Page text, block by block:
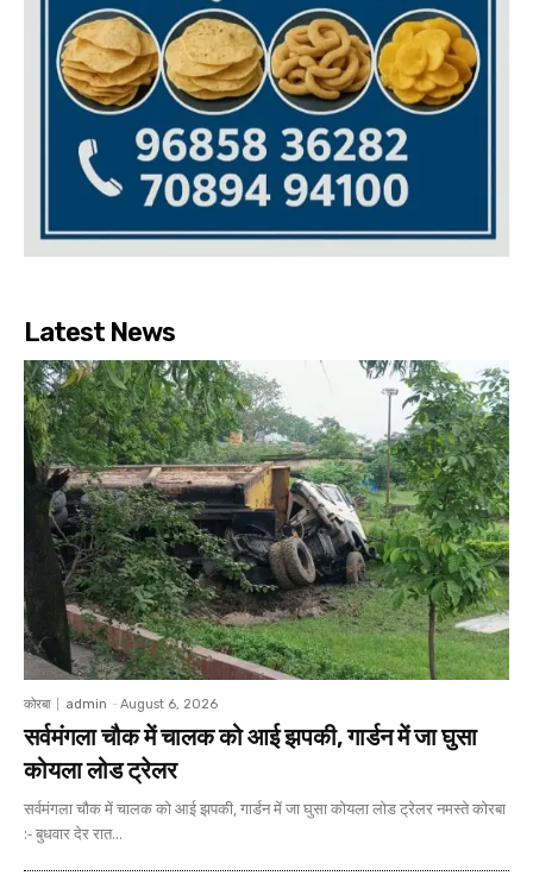
Latest News
कोरबा admin - August 6, 2026
सर्वमंगला चौक में चालक को आई झपकी, गार्डन में जा घुसा
कोयला लोड ट्रेलर
सर्वमंगला चौक में चालक को आई झपकी, गार्डन में जा घुसा कोयला लोड ट्रेलर नमस्ते कोरबा
:- बुधवार देर रात...